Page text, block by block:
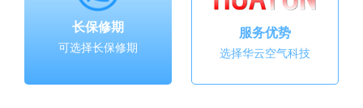
长保修期
可选择长保修期
服务优势
选择华云空气科技